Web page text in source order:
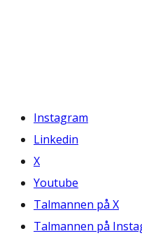
Instagram
Linkedin
X
Youtube
Talmannen på X
Talmannen på